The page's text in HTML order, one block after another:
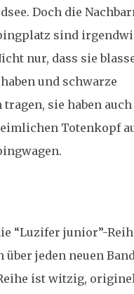
Doch die
sind
nur, dass sie
und schwarze
sie haben auch
Totenkopf
“Luzifer junior”-
über jeden neuen
ist witzig,